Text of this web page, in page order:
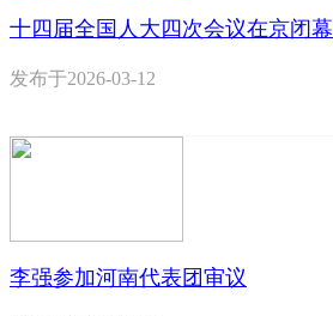
十四届全国人大四次会议在京闭幕
发布于2026-03-12
李强参加河南代表团审议